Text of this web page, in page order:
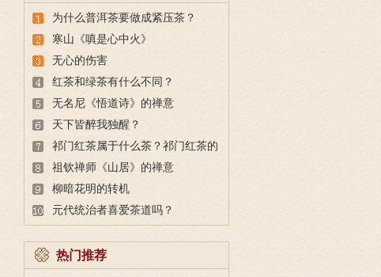
为什么普洱茶要做成紧压茶？
寒山《嗔是心中火》
无心的伤害
红茶和绿茶有什么不同？
无名尼《悟道诗》的禅意
天下皆醉我独醒？
祁门红茶属于什么茶？祁门红茶的
产地、泡法、选购
祖钦禅师《山居》的禅意
柳暗花明的转机
元代统治者喜爱茶道吗？
热门推荐